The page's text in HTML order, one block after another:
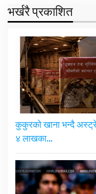
भर्खरै प्रकाशित
कुकुरको खाना भन्दै
४ लाखका…